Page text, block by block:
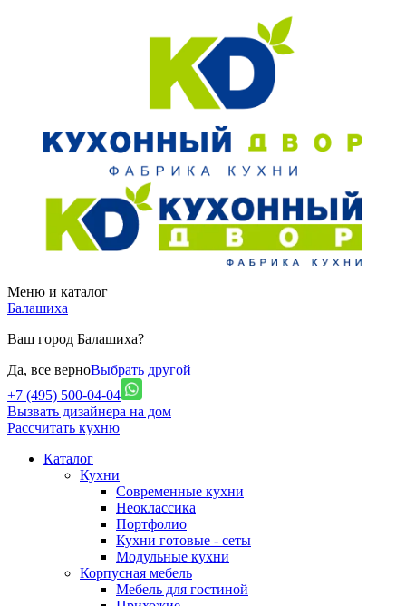
Меню и каталог
Балашиха
Ваш город Балашиха?
Да, все верноВыбрать другой
+7 (495) 500-04-04
Вызвать дизайнера на дом
Рассчитать кухню
Каталог
Кухни
Современные кухни
Неоклассика
Портфолио
Кухни готовые - сеты
Модульные кухни
Корпусная мебель
Мебель для гостиной